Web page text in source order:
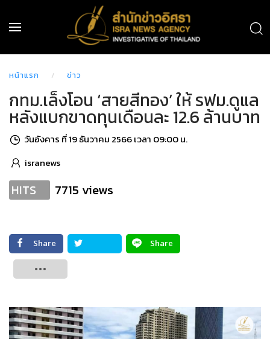
หน้าแรก ข่าว
กทม.เล็งโอน ‘สายสีทอง’ ให้ รฟม.ดูแล
หลังแบกขาดทุนเดือนละ 12.6 ล้านบาท
วันอังคาร ที่ 19 ธันวาคม 2566 เวลา 09:00 น.
isranews
HITS 7715 views
Share
Share